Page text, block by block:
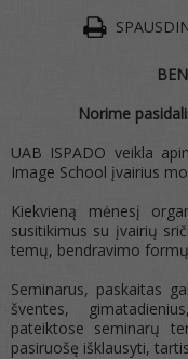
Norime
UAB ISPADO veikla
Image School įvairius
Kiekvieną mėnesį
susitikimus su įvairių
temų, bendravimo
Seminarus, paskaitas
šventes,
pateiktose seminarų
pasiruošę išklausyti,